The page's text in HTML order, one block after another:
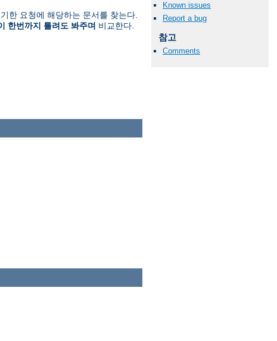
한 요청에 해당하는 문서를 찾는다.
한번까지 틀려도 봐주며 비교한다.
Known issues
Report a bug
참고
Comments